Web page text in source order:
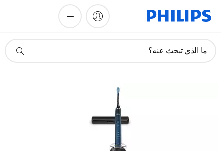
دعم
ما الذي تبحث عنه؟